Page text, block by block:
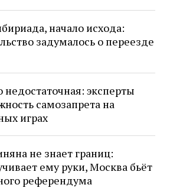
начало исхода:
задумалось о переезде
эксперты
самозапрета на
играх
не знает границ:
ему руки, Москва бьёт
референдума